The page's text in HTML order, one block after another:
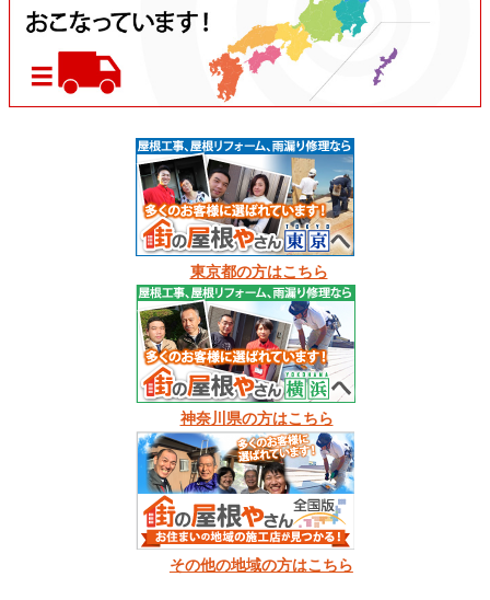
東京都の方はこちら
神奈川県の方はこちら
その他の地域の方はこちら